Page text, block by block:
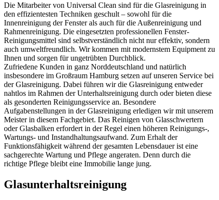
Die Mitarbeiter von Universal Clean sind für die Glasreinigung in
den effizientesten Techniken geschult – sowohl für die
Innenreinigung der Fenster als auch für die Außenreinigung und
Rahmenreinigung. Die eingesetzten professionellen Fenster-
Reinigungsmittel sind selbstverständlich nicht nur effektiv, sondern
auch umweltfreundlich. Wir kommen mit modernstem Equipment zu
Ihnen und sorgen für ungetrübten Durchblick.
Zufriedene Kunden in ganz Norddeutschland und natürlich
insbesondere im Großraum Hamburg setzen auf unseren Service bei
der Glasreinigung. Dabei führen wir die Glasreinigung entweder
nahtlos im Rahmen der Unterhaltsreinigung durch oder bieten diese
als gesonderten Reinigungsservice an. Besondere
Aufgabenstellungen in der Glasreinigung erledigen wir mit unserem
Meister in diesem Fachgebiet. Das Reinigen von Glasschwertern
oder Glasbalken erfordert in der Regel einen höheren Reinigungs-,
Wartungs- und Instandhaltungsaufwand. Zum Erhalt der
Funktionsfähigkeit während der gesamten Lebensdauer ist eine
sachgerechte Wartung und Pflege angeraten. Denn durch die
richtige Pflege bleibt eine Immobilie lange jung.
Glasunterhaltsreinigung